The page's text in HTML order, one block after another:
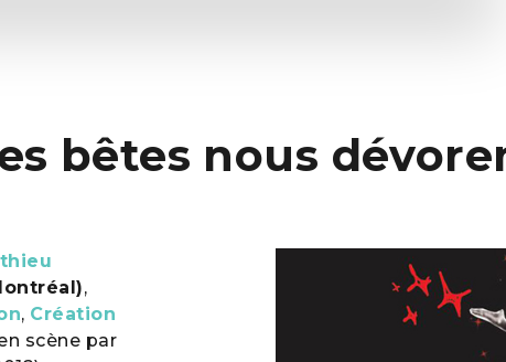
bêtes nous
,
, Création
scène par